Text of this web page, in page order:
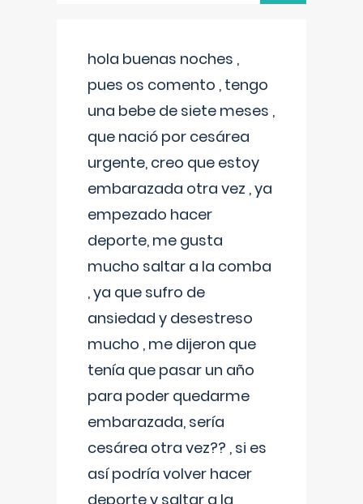
hola buenas noches ,
pues os comento , tengo
una bebe de siete meses ,
que nació por cesárea
urgente, creo que estoy
embarazada otra vez , ya
empezado hacer
deporte, me gusta
mucho saltar a la comba
, ya que sufro de
ansiedad y desestreso
mucho , me dijeron que
tenía que pasar un año
para poder quedarme
embarazada, sería
cesárea otra vez?? , si es
así podría volver hacer
deporte y saltar a la